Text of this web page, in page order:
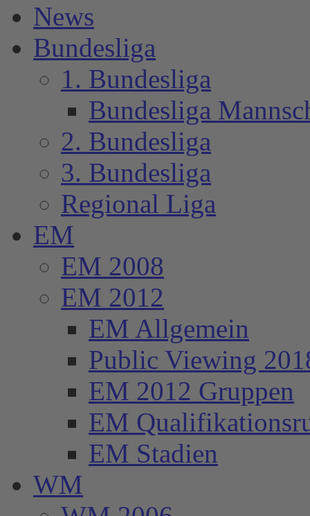
News
Bundesliga
1. Bundesliga
Bundesliga
2. Bundesliga
3. Bundesliga
Regional Liga
EM
EM 2008
EM 2012
EM Allgemein
Public Viewing
EM 2012 Gruppen
EM
EM Stadien
WM